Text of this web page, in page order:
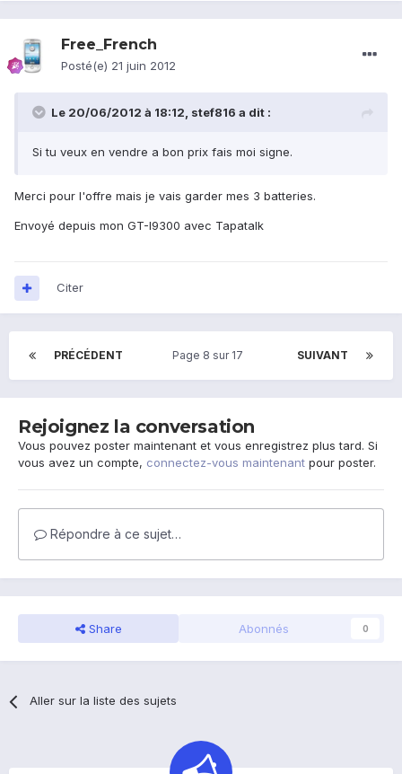
Free_French
Posté(e) 21 juin 2012
Le 20/06/2012 à 18:12, stef816 a dit :
Si tu veux en vendre a bon prix fais moi signe.
Merci pour l'offre mais je vais garder mes 3 batteries.
Envoyé depuis mon GT-I9300 avec Tapatalk
Citer
PRÉCÉDENT SUIVANT
Page 8 sur 17
Rejoignez la conversation
Vous pouvez poster maintenant et vous enregistrez plus tard. Si
vous avez un compte, connectez-vous maintenant pour poster.
Répondre à ce sujet…
Share Abonnés 0
Aller sur la liste des sujets